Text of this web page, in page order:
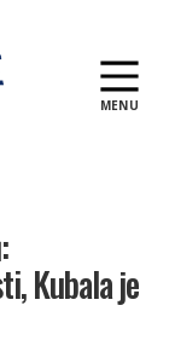
MENU
Kubala je